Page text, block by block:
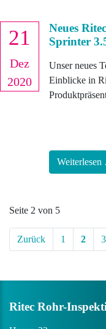
21
Dez
2020
Neues
Sprinter
Unser neues
Einblicke in
Seite 2 von 5
Zurück 1 2 3
Ritec Rohr-